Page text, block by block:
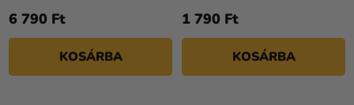
6 790 Ft
KOSÁRBA
1 790 Ft
KOSÁRBA